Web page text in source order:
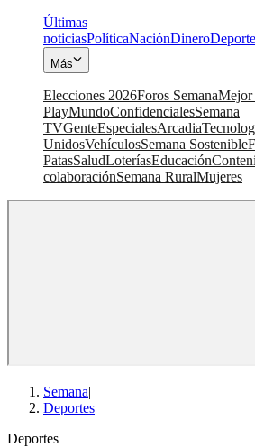
Últimas
noticiasPolíticaNaciónDinero
Más
Elecciones 2026Foros SemanaMejor
PlayMundoConfidencialesSemana
TVGenteEspecialesArcadia
UnidosVehículosSemana Sostenible
PatasSaludLoteríasEducación
colaboraciónSemana RuralMujeres
Semana|
Deportes
Deportes